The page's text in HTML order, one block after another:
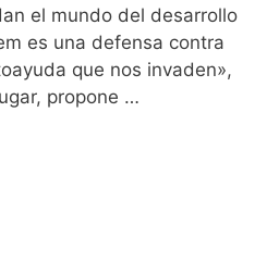
el mundo del desarrollo
es una defensa contra
que nos invaden»,
propone …